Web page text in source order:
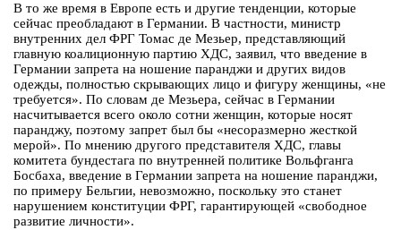
В то же время в Европе есть и другие тенденции, которые
сейчас преобладают в Германии. В частности, министр
внутренних дел ФРГ Томас де Мезьер, представляющий
главную коалиционную партию ХДС, заявил, что введение в
Германии запрета на ношение паранджи и других видов
одежды, полностью скрывающих лицо и фигуру женщины, «не
требуется». По словам де Мезьера, сейчас в Германии
насчитывается всего около сотни женщин, которые носят
паранджу, поэтому запрет был бы «несоразмерно жесткой
мерой». По мнению другого представителя ХДС, главы
комитета бундестага по внутренней политике Вольфганга
Босбаха, введение в Германии запрета на ношение паранджи,
по примеру Бельгии, невозможно, поскольку это станет
нарушением конституции ФРГ, гарантирующей «свободное
развитие личности».